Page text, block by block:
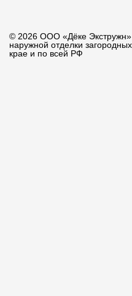
© 2026 ООО «Дёке Экстружн»
наружной отделки
крае и по всей РФ